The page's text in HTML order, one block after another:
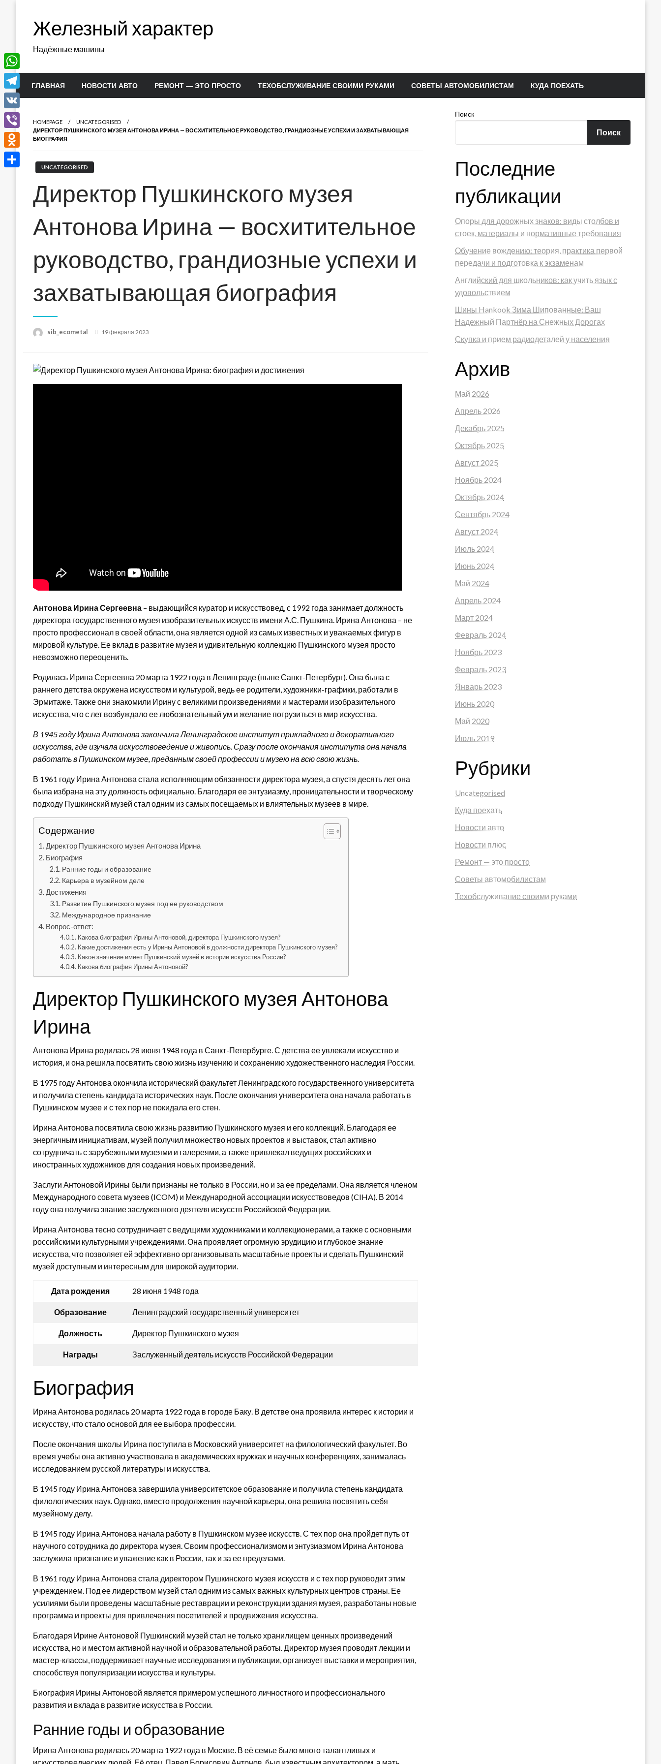
содержимомуЖелезный характер
Надёжные машины
ГЛАВНАЯ НОВОСТИ АВТО РЕМОНТ — ЭТО ПРОСТО ТЕХОБСЛУЖИВАНИЕ СВОИМИ РУКАМИ СОВЕТЫ АВТОМОБИЛИСТАМ КУДА ПОЕХАТЬ
HOMEPAGE
UNCATEGORISED
ДИРЕКТОР ПУШКИНСКОГО МУЗЕЯ АНТОНОВА ИРИНА — ВОСХИТИТЕЛЬНОЕ РУКОВОДСТВО, ГРАНДИОЗНЫЕ УСПЕХИ И ЗАХВАТЫВАЮЩАЯ
БИОГРАФИЯ
UNCATEGORISED
Директор Пушкинского музея
Антонова Ирина — восхитительное
руководство, грандиозные успехи и
захватывающая биография
sib_ecometal
Posted
19 февраля 2023
Антонова Ирина Сергеевна – выдающийся куратор и искусствовед, с 1992 года занимает должность
директора государственного музея изобразительных искусств имени А.С. Пушкина. Ирина Антонова – не
просто профессионал в своей области, она является одной из самых известных и уважаемых фигур в
мировой культуре. Ее вклад в развитие музея и удивительную коллекцию Пушкинского музея просто
невозможно переоценить.
Родилась Ирина Сергеевна 20 марта 1922 года в Ленинграде (ныне Санкт-Петербург). Она была с
раннего детства окружена искусством и культурой, ведь ее родители, художники-графики, работали в
Эрмитаже. Также они знакомили Ирину с великими произведениями и мастерами изобразительного
искусства, что с лет возбуждало ее любознательный ум и желание погрузиться в мир искусства.
В 1945 году Ирина Антонова закончила Ленинградское институт прикладного и декоративного
искусства, где изучала искусствоведение и живопись. Сразу после окончания института она начала
работать в Пушкинском музее, преданным своей профессии и музею на всю свою жизнь.
В 1961 году Ирина Антонова стала исполняющим обязанности директора музея, а спустя десять лет она
была избрана на эту должность официально. Благодаря ее энтузиазму, проницательности и творческому
подходу Пушкинский музей стал одним из самых посещаемых и влиятельных музеев в мире.
Содержание
Директор Пушкинского музея Антонова Ирина
Биография
Ранние годы и образование
Карьера в музейном деле
Достижения
Развитие Пушкинского музея под ее руководством
Международное признание
Вопрос-ответ:
Какова биография Ирины Антоновой, директора Пушкинского музея?
Какие достижения есть у Ирины Антоновой в должности директора Пушкинского музея?
Какое значение имеет Пушкинский музей в истории искусства России?
Какова биография Ирины Антоновой?
Директор Пушкинского музея Антонова
Ирина
Антонова Ирина родилась 28 июня 1948 года в Санкт-Петербурге. С детства ее увлекали искусство и
история, и она решила посвятить свою жизнь изучению и сохранению художественного наследия России.
В 1975 году Антонова окончила исторический факультет Ленинградского государственного университета
и получила степень кандидата исторических наук. После окончания университета она начала работать в
Пушкинском музее и с тех пор не покидала его стен.
Ирина Антонова посвятила свою жизнь развитию Пушкинского музея и его коллекций. Благодаря ее
энергичным инициативам, музей получил множество новых проектов и выставок, стал активно
сотрудничать с зарубежными музеями и галереями, а также привлекал ведущих российских и
иностранных художников для создания новых произведений.
Заслуги Антоновой Ирины были признаны не только в России, но и за ее пределами. Она является членом
Международного совета музеев (ICOM) и Международной ассоциации искусствоведов (CIHA). В 2014
году она получила звание заслуженного деятеля искусств Российской Федерации.
Ирина Антонова тесно сотрудничает с ведущими художниками и коллекционерами, а также с основными
российскими культурными учреждениями. Она проявляет огромную эрудицию и глубокое знание
искусства, что позволяет ей эффективно организовывать масштабные проекты и сделать Пушкинский
музей доступным и интересным для широкой аудитории.
Дата рождения 28 июня 1948 года
Образование Ленинградский государственный университет
Должность Директор Пушкинского музея
Награды Заслуженный деятель искусств Российской Федерации
Биография
Ирина Антонова родилась 20 марта 1922 года в городе Баку. В детстве она проявила интерес к истории и
искусству, что стало основой для ее выбора профессии.
После окончания школы Ирина поступила в Московский университет на филологический факультет. Во
время учебы она активно участвовала в академических кружках и научных конференциях, занималась
исследованием русской литературы и искусства.
В 1945 году Ирина Антонова завершила университетское образование и получила степень кандидата
филологических наук. Однако, вместо продолжения научной карьеры, она решила посвятить себя
музейному делу.
В 1945 году Ирина Антонова начала работу в Пушкинском музее искусств. С тех пор она пройдет путь от
научного сотрудника до директора музея. Своим профессионализмом и энтузиазмом Ирина Антонова
заслужила признание и уважение как в России, так и за ее пределами.
В 1961 году Ирина Антонова стала директором Пушкинского музея искусств и с тех пор руководит этим
учреждением. Под ее лидерством музей стал одним из самых важных культурных центров страны. Ее
усилиями были проведены масштабные реставрации и реконструкции здания музея, разработаны новые
программа и проекты для привлечения посетителей и продвижения искусства.
Благодаря Ирине Антоновой Пушкинский музей стал не только хранилищем ценных произведений
искусства, но и местом активной научной и образовательной работы. Директор музея проводит лекции и
мастер-классы, поддерживает научные исследования и публикации, организует выставки и мероприятия,
способствуя популяризации искусства и культуры.
Биография Ирины Антоновой является примером успешного личностного и профессионального
развития и вклада в развитие искусства в России.
Ранние годы и образование
Ирина Антонова родилась 20 марта 1922 года в Москве. В её семье было много талантливых и
Поиск
Поиск
Последние
публикации
Опоры для дорожных знаков: виды столбов и
стоек, материалы и нормативные требования
Обучение вождению: теория, практика первой
передачи и подготовка к экзаменам
Английский для школьников: как учить язык с
удовольствием
Шины Hankook Зима Шипованные: Ваш
Надежный Партнёр на Снежных Дорогах
Скупка и прием радиодеталей у населения
Архив
Май 2026
Апрель 2026
Декабрь 2025
Октябрь 2025
Август 2025
Ноябрь 2024
Октябрь 2024
Сентябрь 2024
Август 2024
Июль 2024
Июнь 2024
Май 2024
Апрель 2024
Март 2024
Февраль 2024
Ноябрь 2023
Февраль 2023
Январь 2023
Июнь 2020
Май 2020
Июль 2019
Рубрики
Uncategorised
Куда поехать
Новости авто
Новости плюс
Ремонт — это просто
Советы автомобилистам
Техобслуживание своими руками
WhatsApp
Telegram
VK
Viber
Odnoklassniki
Отправить